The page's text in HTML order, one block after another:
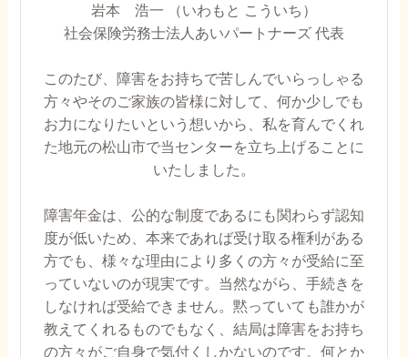
岩本 浩一 （いわもと こういち）
社会保険労務士法人あいパートナーズ 代表
このたび、障害をお持ちで苦しんでいらっしゃる
方々やそのご家族の皆様に対して、何か少しでも
お力になりたいという想いから、私を育んでくれ
た地元の松山市で当センターを立ち上げることに
いたしました。
障害年金は、公的な制度であるにも関わらず認知
度が低いため、本来であれば受け取る権利がある
方でも、様々な理由により多くの方々が受給に至
っていないのが現実です。当然ながら、手続きを
しなければ受給できません。黙っていても誰かが
教えてくれるものでもなく、結局は障害をお持ち
の方々がご自身で気付くしかないのです。何とか